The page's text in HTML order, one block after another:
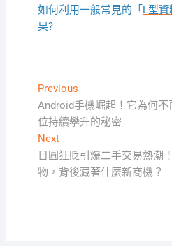
如何利用一般常見的「 L型資
果?
文
章
導
覽
PreviousPrevious
post:
Android手機崛起！它為何
位持續攀升的秘密
NextNext
post:
日圓狂貶引爆二手交易熱潮
物，背後藏著什麼新商機？